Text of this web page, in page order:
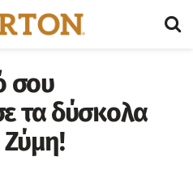
σου
τα δύσκολα
Ζύμη!